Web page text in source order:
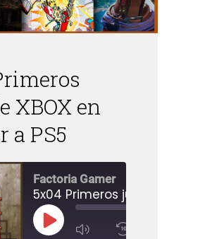
XBOX en
a PS5
Factoria Gamer
REPRODUCIR